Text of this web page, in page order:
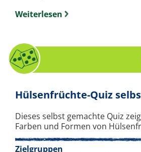
Weiterlesen
Hülsenfrüchte-Quiz
Dieses selbst gemachte Quiz
Farben und Formen von
Zielgruppen